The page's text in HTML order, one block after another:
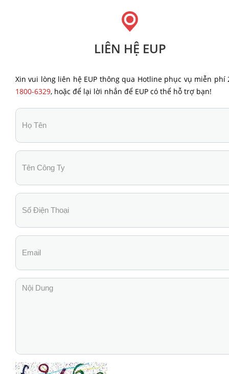
LIÊN HỆ EUP
Xin vui lòng liên hệ EUP thông qua Hotline phục vụ miễn phí
1800-6329, hoặc để lại lời nhắn để EUP có thể hỗ trợ bạn!